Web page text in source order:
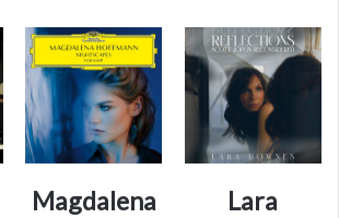
Magdalena
Lara